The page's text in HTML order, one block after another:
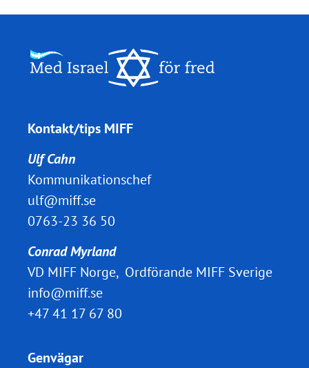
Kontakt/tips MIFF
Ulf Cahn
Kommunikationschef
ulf@miff.se
0763-23 36 50
Conrad Myrland
VD MIFF Norge, Ordförande MIFF Sverige
info@miff.se
+47 41 17 67 80
Genvägar